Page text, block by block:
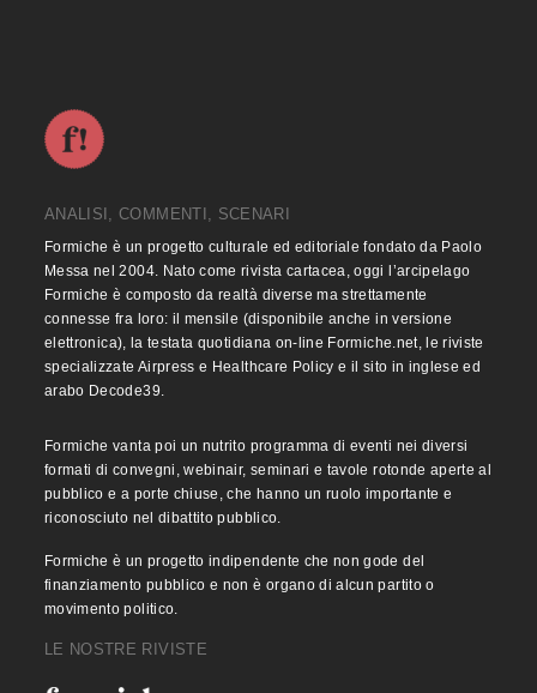
ANALISI, COMMENTI, SCENARI
Formiche è un progetto culturale ed editoriale fondato da Paolo
Messa nel 2004. Nato come rivista cartacea, oggi l’arcipelago
Formiche è composto da realtà diverse ma strettamente
connesse fra loro: il mensile (disponibile anche in versione
elettronica), la testata quotidiana on-line Formiche.net, le riviste
specializzate Airpress e Healthcare Policy e il sito in inglese ed
arabo Decode39.
Formiche vanta poi un nutrito programma di eventi nei diversi
formati di convegni, webinair, seminari e tavole rotonde aperte al
pubblico e a porte chiuse, che hanno un ruolo importante e
riconosciuto nel dibattito pubblico.
Formiche è un progetto indipendente che non gode del
finanziamento pubblico e non è organo di alcun partito o
movimento politico.
LE NOSTRE RIVISTE